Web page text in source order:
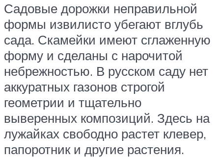
Садовые дорожки неправильной
формы извилисто убегают вглубь
сада. Скамейки имеют сглаженную
форму и сделаны с нарочитой
небрежностью. В русском саду нет
аккуратных газонов строгой
геометрии и тщательно
выверенных композиций. Здесь на
лужайках свободно растет клевер,
папоротник и другие растения.